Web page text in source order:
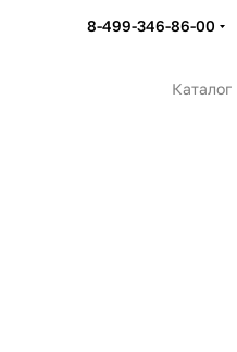
8-499-346-86-00
Каталог